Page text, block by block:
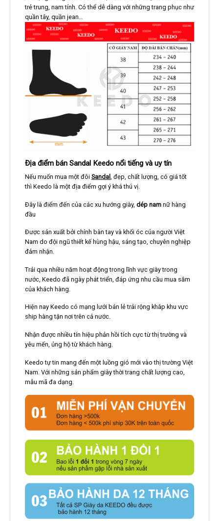
trẻ trung, nam tính. Có thể dễ dàng với những trang phục như
quần tây, quần jean…
Địa điểm bán Sandal Keedonổi tiếng và uy tín
Nếu muốn mua một đôi Sandal , đẹp, chất lượng, có giá tốt
thì Keedo là một địa điểm gợi ý khá thú vị.
Đây là điểm đến của các xu hướng giày, dép namnữ hàng
đầu
Được sản xuất bởi chính bàn tay và khối óc của người Việt
Nam do đội ngũ thiết kế hùng hậu, sáng tạo, chuyên nghiệp
đảm nhận.
Trải qua nhiều năm hoạt động trong lĩnh vực giày trong
nước, Keedo đã ngày phát triển, đáp ứng nhu cầu mua sắm
của khách hàng.
Hiện nay Keedo có mạng lưới bán lẻ trải rộng khắp khu vực
ship hàng tận nơi trên cả nước.
Nhận được nhiều tín hiệu phản hồi tích cực từ thị trường và
yêu mến, ủng hộ từ khách hàng.
Keedo tự tin mang đến một luồng gió mới vào thị trường Việt
Nam. Với những sản phẩm giày thời trang chất lượng cao,
mẫu mã đa dạng.